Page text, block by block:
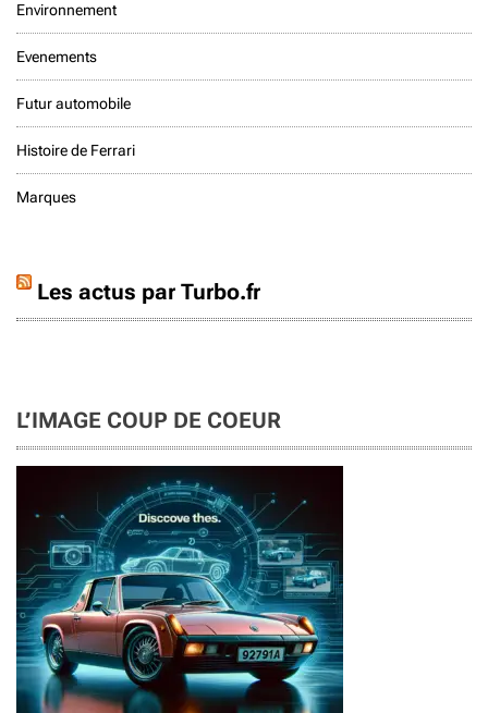
Environnement
Evenements
Futur automobile
Histoire de Ferrari
Marques
Les actus par Turbo.fr
L’IMAGE COUP DE COEUR